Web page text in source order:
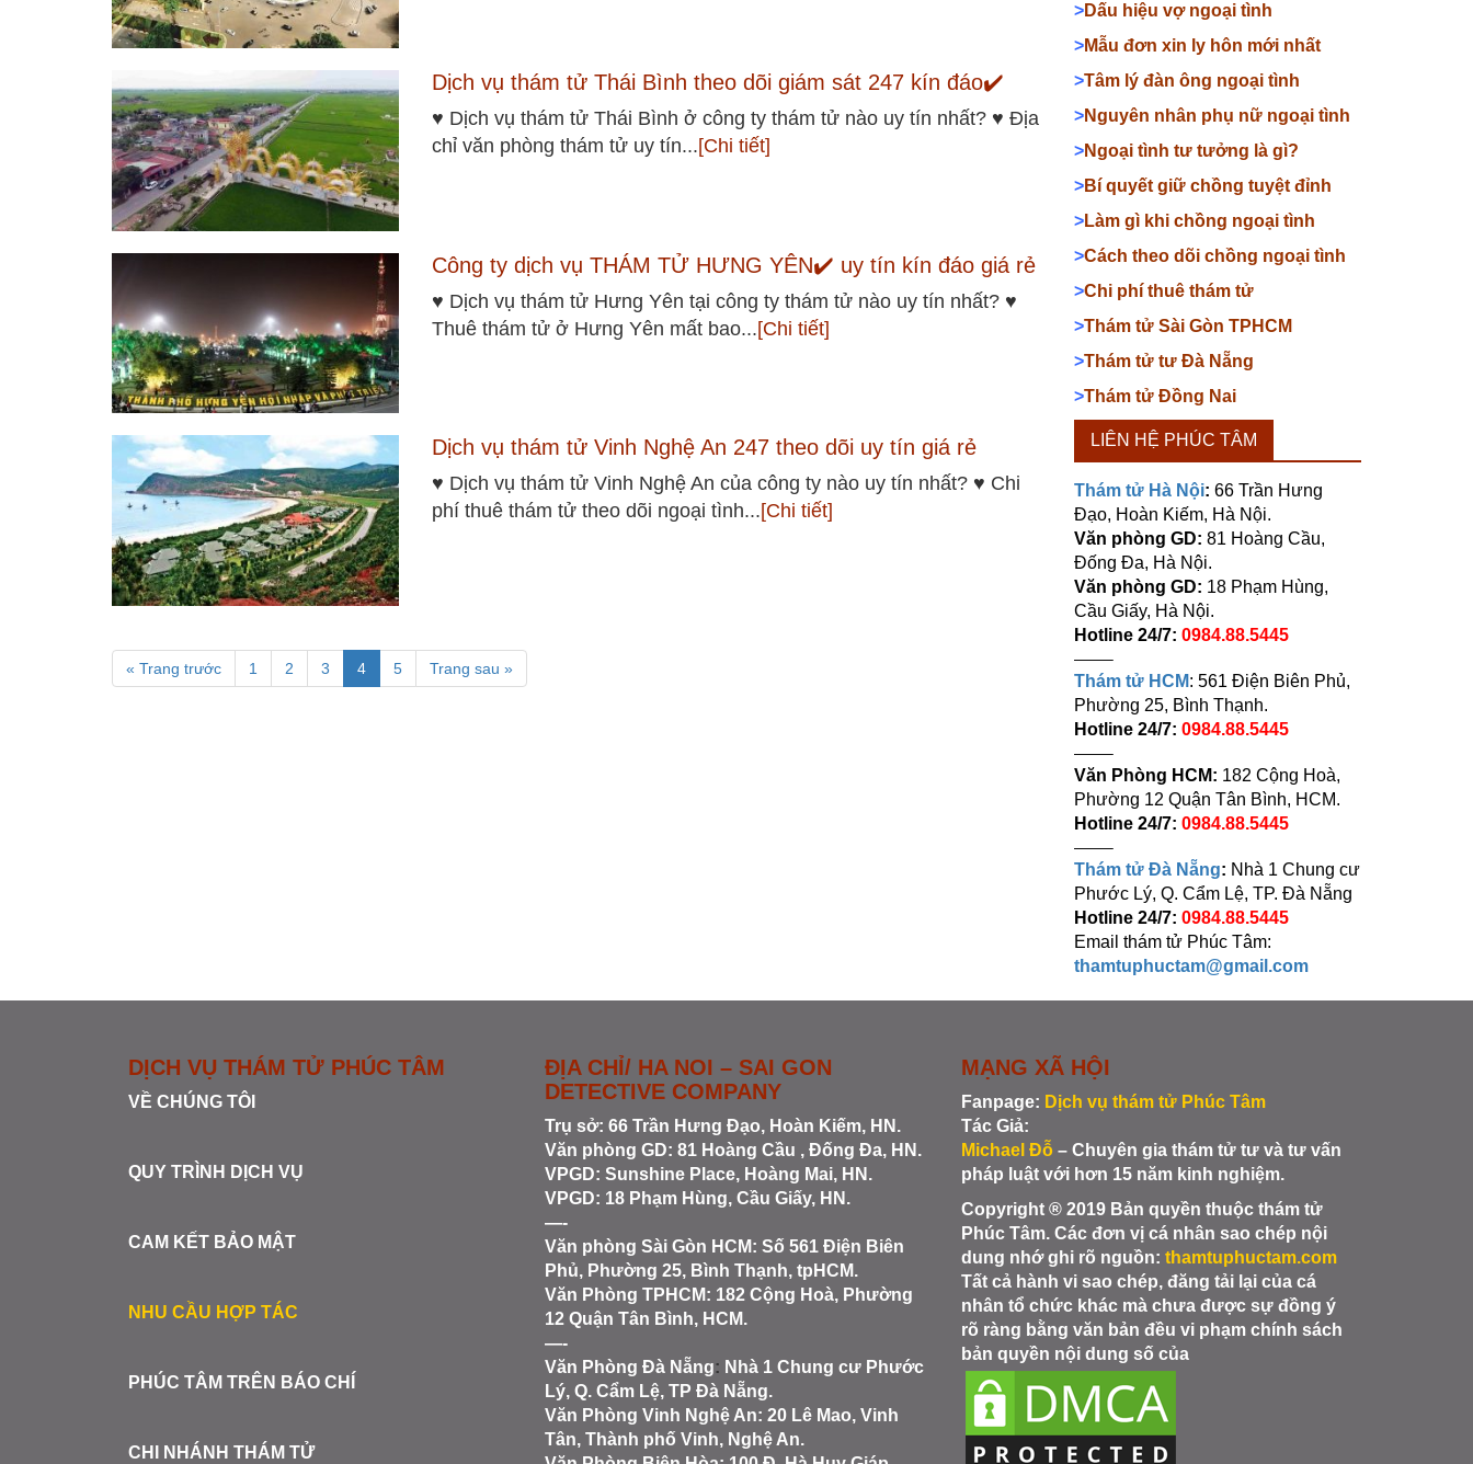
Dịch vụ thám tử Thái Bình theo dõi giám sát 247 kín đáo✔️
♥ Dịch vụ thám tử Thái Bình ở công ty thám tử nào uy tín nhất? ♥ Địa
chỉ văn phòng thám tử uy tín...[Chi tiết]
Công ty dịch vụ THÁM TỬ HƯNG YÊN✔️ uy tín kín đáo giá rẻ
♥ Dịch vụ thám tử Hưng Yên tại công ty thám tử nào uy tín nhất? ♥
Thuê thám tử ở Hưng Yên mất bao...[Chi tiết]
Dịch vụ thám tử Vinh Nghệ An 247 theo dõi uy tín giá rẻ
♥ Dịch vụ thám tử Vinh Nghệ An của công ty nào uy tín nhất? ♥ Chi
phí thuê thám tử theo dõi ngoại tình...[Chi tiết]
« Trang trước 1 2 3 4 5 Trang sau »
>Dấu hiệu vợ ngoại tình
>Mẫu đơn xin ly hôn mới nhất
>Tâm lý đàn ông ngoại tình
>Nguyên nhân phụ nữ ngoại tình
>Ngoại tình tư tưởng là gì?
>Bí quyết giữ chồng tuyệt đỉnh
>Làm gì khi chồng ngoại tình
>Cách theo dõi chồng ngoại tình
>Chi phí thuê thám tử
>Thám tử Sài Gòn TPHCM
>Thám tử tư Đà Nẵng
>Thám tử Đồng Nai
LIÊN HỆ PHÚC TÂM
Thám tử Hà Nội: 66 Trần Hưng
Đạo, Hoàn Kiếm, Hà Nội.
Văn phòng GD: 81 Hoàng Cầu,
Đống Đa, Hà Nội.
Văn phòng GD: 18 Phạm Hùng,
Cầu Giấy, Hà Nội.
Hotline 24/7: 0984.88.5445
——–
Thám tử HCM: 561 Điện Biên Phủ,
Phường 25, Bình Thạnh.
Hotline 24/7: 0984.88.5445
——–
Văn Phòng HCM: 182 Cộng Hoà,
Phường 12 Quận Tân Bình, HCM.
Hotline 24/7: 0984.88.5445
——–
Thám tử Đà Nẵng: Nhà 1 Chung cư
Phước Lý, Q. Cẩm Lệ, TP. Đà Nẵng
Hotline 24/7: 0984.88.5445
Email thám tử Phúc Tâm:
thamtuphuctam@gmail.com
DỊCH VỤ THÁM TỬ PHÚC TÂM
VỀ CHÚNG TÔI
QUY TRÌNH DỊCH VỤ
CAM KẾT BẢO MẬT
NHU CẦU HỢP TÁC
PHÚC TÂM TRÊN BÁO CHÍ
CHI NHÁNH THÁM TỬ
ĐỊA CHỈ/ HA NOI – SAI GON
DETECTIVE COMPANY
Trụ sở: 66 Trần Hưng Đạo, Hoàn Kiếm, HN.
Văn phòng GD: 81 Hoàng Cầu , Đống Đa, HN.
VPGD: Sunshine Place, Hoàng Mai, HN.
VPGD: 18 Phạm Hùng, Cầu Giấy, HN.
—-
Văn phòng Sài Gòn HCM: Số 561 Điện Biên
Phủ, Phường 25, Bình Thạnh, tpHCM.
Văn Phòng TPHCM: 182 Cộng Hoà, Phường
12 Quận Tân Bình, HCM.
—-
Văn Phòng Đà Nẵng: Nhà 1 Chung cư Phước
Lý, Q. Cẩm Lệ, TP Đà Nẵng.
Văn Phòng Vinh Nghệ An: 20 Lê Mao, Vinh
Tân, Thành phố Vinh, Nghệ An.
MẠNG XÃ HỘI
Fanpage: Dịch vụ thám tử Phúc Tâm
Tác Giả:
Michael Đỗ – Chuyên gia thám tử tư và tư vấn
pháp luật với hơn 15 năm kinh nghiệm.
Copyright ® 2019 Bản quyền thuộc thám tử
Phúc Tâm. Các đơn vị cá nhân sao chép nội
dung nhớ ghi rõ nguồn: thamtuphuctam.com
Tất cả hành vi sao chép, đăng tải lại của cá
nhân tổ chức khác mà chưa được sự đồng ý
rõ ràng bằng văn bản đều vi phạm chính sách
bản quyền nội dung số của